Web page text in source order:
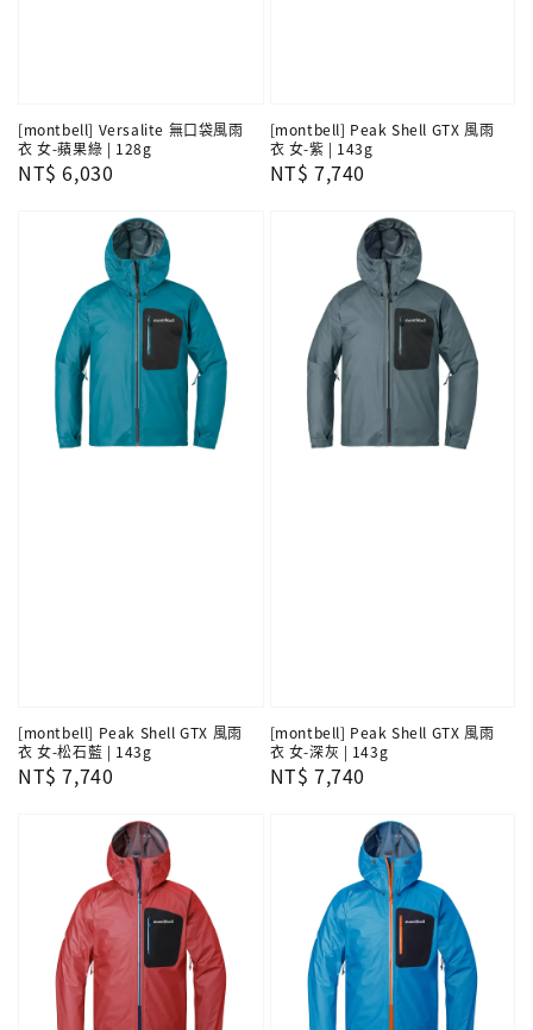
[montbell] Versalite 無口袋風雨
衣 女-蘋果綠 | 128g
Regular
NT$ 6,030
[montbell] Peak Shell GTX 風雨
衣 女-紫 | 143g
Regular
NT$ 7,740
[montbell] Peak Shell GTX 風雨
衣 女-松石藍 | 143g
Regular
NT$ 7,740
[montbell] Peak Shell GTX 風雨
衣 女-深灰 | 143g
Regular
NT$ 7,740